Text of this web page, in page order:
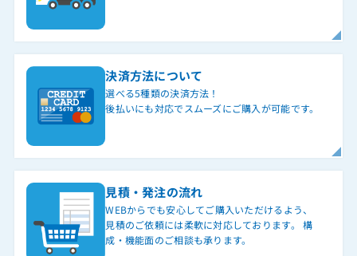
決済方法について
選べる5種類の決済方法！
後払いにも対応でスムーズにご購入が可能です。
見積・発注の流れ
WEBからでも安心してご購入いただけるよう、
見積のご依頼には柔軟に対応しております。 構
成・機能面のご相談も承ります。